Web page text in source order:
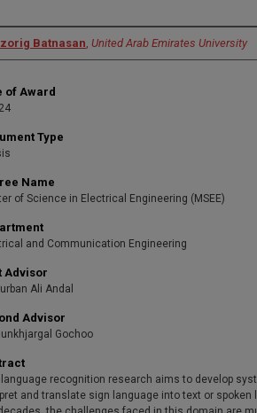
Batnasan, United Arab Emirates University
of Award
Type
Name
of Science in Electrical Engineering (MSEE)
and Communication Engineering
Advisor
Ali Andal
Advisor
Gochoo
language recognition research aims to develop
and translate sign language into text or spoken